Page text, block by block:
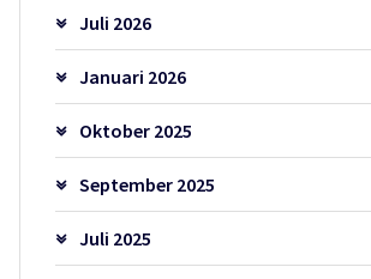
Juli 2026
Januari 2026
Oktober 2025
September 2025
Juli 2025